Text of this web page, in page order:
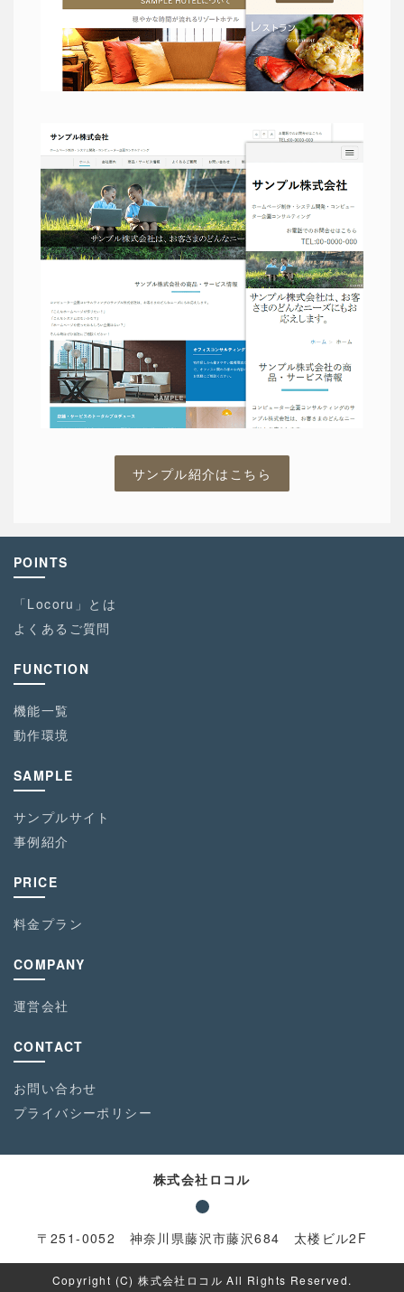
サンプル紹介はこちら
POINTS
「Locoru」とは
よくあるご質問
FUNCTION
機能一覧
動作環境
SAMPLE
サンプルサイト
事例紹介
PRICE
料金プラン
COMPANY
運営会社
CONTACT
お問い合わせ
プライバシーポリシー
株式会社ロコル
〒251-0052 神奈川県藤沢市藤沢684 太楼ビル2F
Copyright (C) 株式会社ロコル All Rights Reserved.